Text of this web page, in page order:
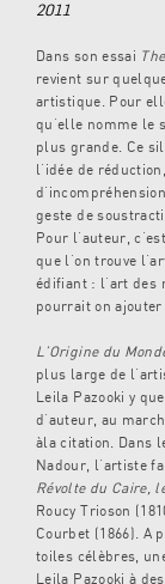
2011
Dans son essai
revient sur
artistique. Pour
qu’elle nomme le
plus grande. Ce
l’idée de
geste de
Pour l’auteur,
que l’on trouve
édifiant : l’art des
pourrait on
L’Origine du
plus large de
Leila Pazooki y
d’auteur, au
àla citation. Dans
Nadour, l’artiste
Révolte du Caire,
Roucy Trioson
Courbet (1866). A
toiles célèbres,
Leila Pazooki à